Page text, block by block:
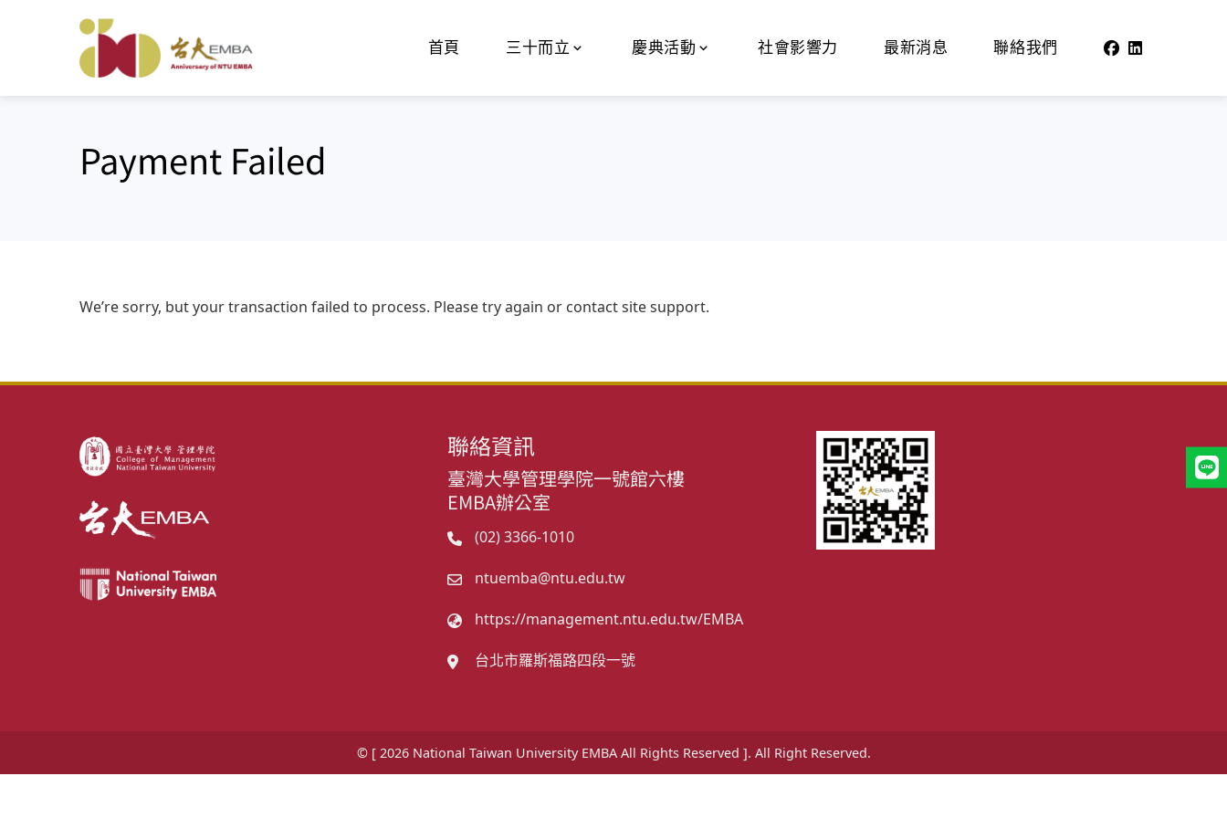
首頁 三十而立 慶典活動 社會影響力 最新消息 聯絡我們
Payment Failed
We’re sorry, but your transaction failed to process. Please try again or contact site support.
聯絡資訊
臺灣大學管理學院一號館六樓
EMBA辦公室
(02) 3366-1010
ntuemba@ntu.edu.tw
https://management.ntu.edu.tw/EMBA
台北市羅斯福路四段一號
© [ 2026 National Taiwan University EMBA All Rights Reserved ]. All Right Reserved.